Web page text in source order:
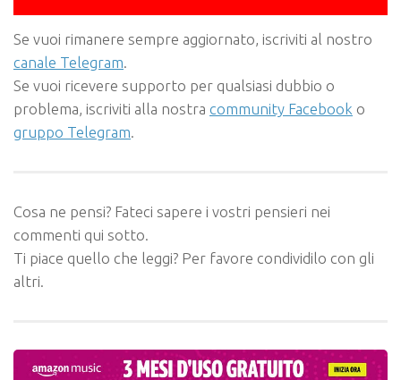
Se vuoi rimanere sempre aggiornato, iscriviti al nostro
canale Telegram
Se vuoi ricevere supporto per qualsiasi dubbio o
problema, iscriviti alla nostra community Facebook o
gruppo Telegram
Cosa ne pensi? Fateci sapere i vostri pensieri nei
commenti qui sotto.
Ti piace quello che leggi? Per favore condividilo con gli
altri.